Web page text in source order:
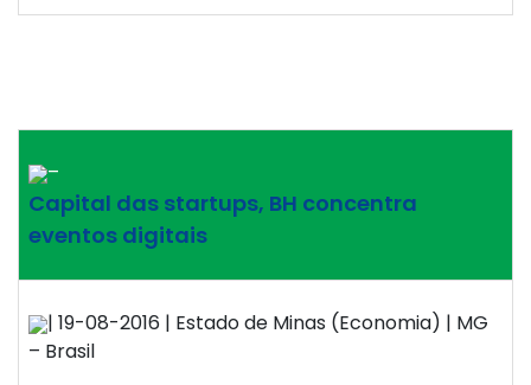
–
Capital das startups, BH concentra
eventos digitais
| 19-08-2016 | Estado de Minas (Economia) | MG
– Brasil